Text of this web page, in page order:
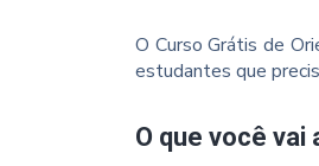
O Curso Grátis de
estudantes que
O que você